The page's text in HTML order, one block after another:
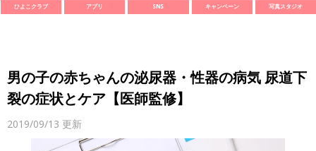
ひよこクラブ アプリ SNS キャンペーン 写真スタジオ
男の子の赤ちゃんの泌尿器・性器の病気 尿道下
裂の症状とケア【医師監修】
2019/09/13 更新